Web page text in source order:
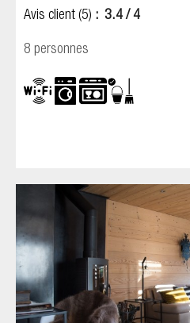
Avis client (5) 3.4 / 4
8 personnes